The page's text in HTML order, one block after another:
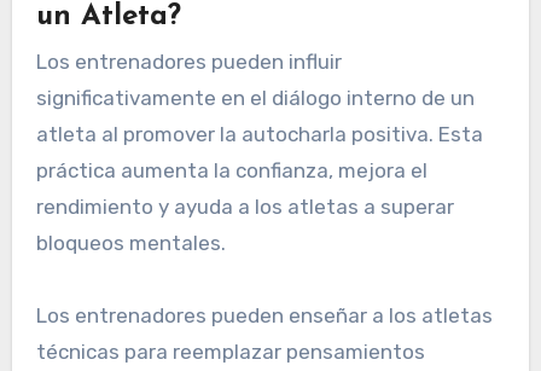
un Atleta?
Los entrenadores pueden influir
significativamente en el diálogo interno de un
atleta al promover la autocharla positiva. Esta
práctica aumenta la confianza, mejora el
rendimiento y ayuda a los atletas a superar
bloqueos mentales.
Los entrenadores pueden enseñar a los atletas
técnicas para reemplazar pensamientos